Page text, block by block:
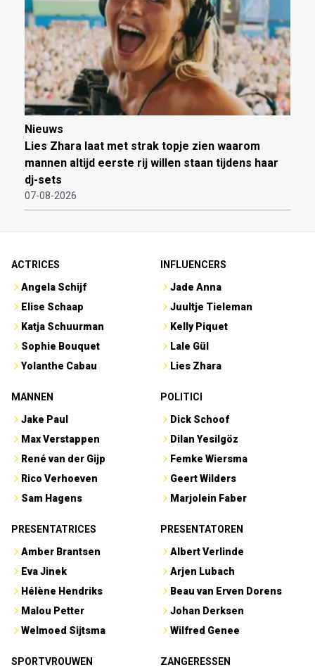
Nieuws
Lies Zhara laat met strak topje zien waarom
mannen altijd eerste rij willen staan tijdens haar
dj-sets
07-08-2026
ACTRICES
Angela Schijf
Elise Schaap
Katja Schuurman
Sophie Bouquet
Yolanthe Cabau
INFLUENCERS
Jade Anna
Juultje Tieleman
Kelly Piquet
Lale Gül
Lies Zhara
MANNEN
Jake Paul
Max Verstappen
René van der Gijp
Rico Verhoeven
Sam Hagens
POLITICI
Dick Schoof
Dilan Yesilgöz
Femke Wiersma
Geert Wilders
Marjolein Faber
PRESENTATRICES
Amber Brantsen
Eva Jinek
Hélène Hendriks
Malou Petter
Welmoed Sijtsma
PRESENTATOREN
Albert Verlinde
Arjen Lubach
Beau van Erven Dorens
Johan Derksen
Wilfred Genee
SPORTVROUWEN ZANGERESSEN